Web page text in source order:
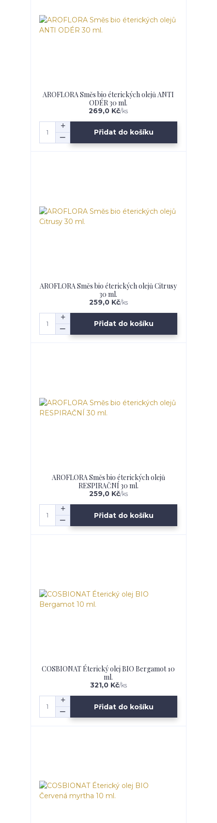
AROFLORA Směs bio éterických olejů ANTI
ODÉR 30 ml.
269,0 Kč/ks
Přidat do košíku
AROFLORA Směs bio éterických olejů Citrusy
30 ml.
259,0 Kč/ks
Přidat do košíku
AROFLORA Směs bio éterických olejů
RESPIRAČNÍ 30 ml.
259,0 Kč/ks
Přidat do košíku
COSBIONAT Éterický olej BIO Bergamot 10
ml.
321,0 Kč/ks
Přidat do košíku